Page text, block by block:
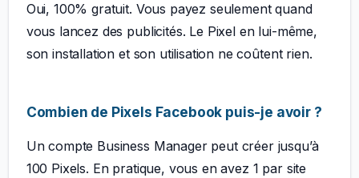
Oui, 100% gratuit. Vous payez seulement quand
vous lancez des publicités. Le Pixel en lui-même,
son installation et son utilisation ne coûtent rien.
Combien de Pixels Facebook puis-je avoir ?
Un compte Business Manager peut créer jusqu’à
100 Pixels. En pratique, vous en avez 1 par site